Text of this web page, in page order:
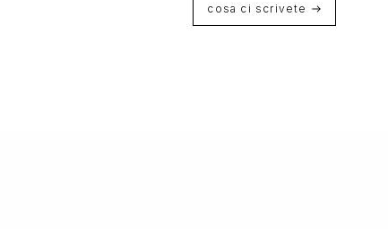
cosa ci scrivete